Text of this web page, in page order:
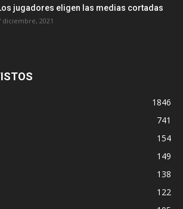
jugadores eligen las medias cortadas
diciembre, 2021
1846
741
154
149
138
122